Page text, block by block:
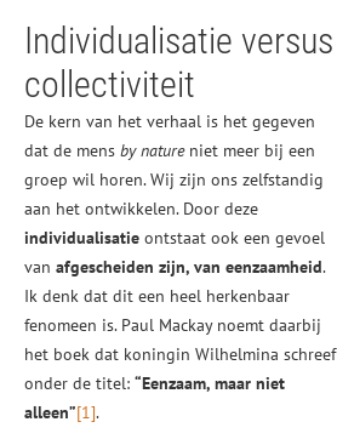
Individualisatie versus
collectiviteit
De kern van het verhaal is het gegeven
dat de mens by natureniet meer bij een
groep wil horen. Wij zijn ons zelfstandig
aan het ontwikkelen. Door deze
individualisatie ontstaat ook een gevoel
van afgescheiden zijn, van eenzaamheid.
Ik denk dat dit een heel herkenbaar
fenomeen is. Paul Mackay noemt daarbij
het boek dat koningin Wilhelmina schreef
onder de titel: “Eenzaam, maar niet
alleen”[1].